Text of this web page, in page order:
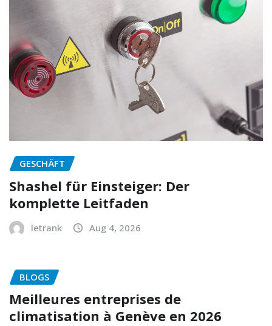
GESCHÄFT
Shashel für Einsteiger: Der
komplette Leitfaden
letrank Aug 4, 2026
BLOGS
Meilleures entreprises de
climatisation à Genève en 2026